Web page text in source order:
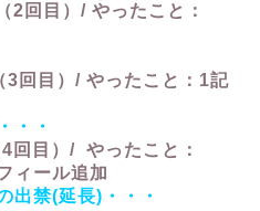
2回目）/ やったこと：
回目）/ やったこと：1記
・・
回目）/ やったこと：
ィール追加
出禁(延長)・・・